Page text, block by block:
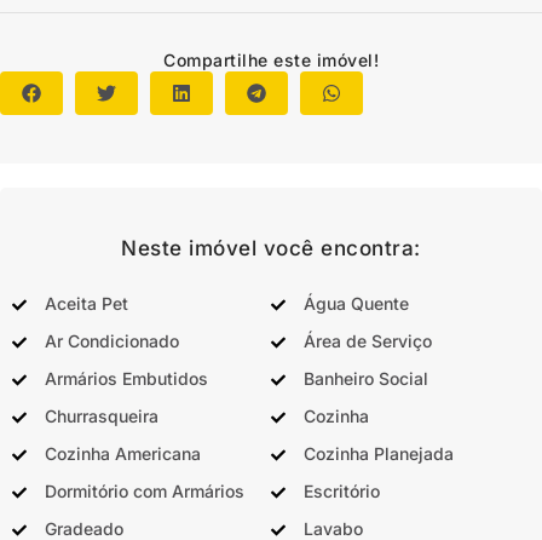
Compartilhe este imóvel!
Neste imóvel você encontra:
Aceita Pet
Água Quente
Ar Condicionado
Área de Serviço
Armários Embutidos
Banheiro Social
Churrasqueira
Cozinha
Cozinha Americana
Cozinha Planejada
Dormitório com Armários
Escritório
Gradeado
Lavabo